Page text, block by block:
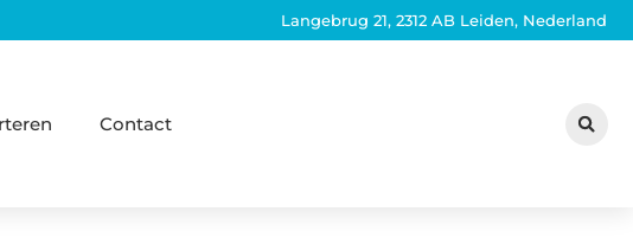
Langebrug 21, 2312 AB Leiden, Nederland
Contact